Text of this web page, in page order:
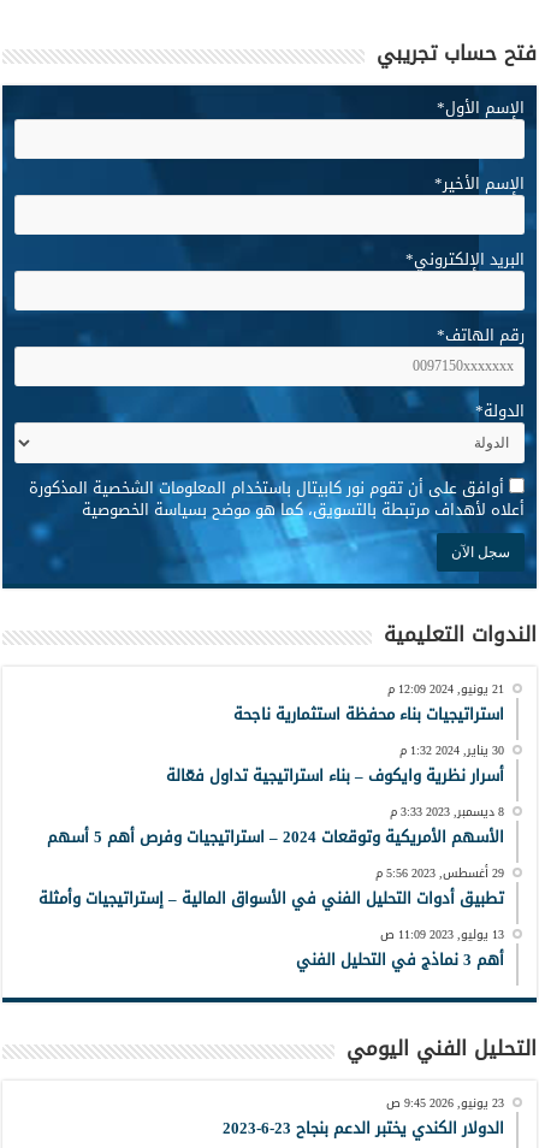
فتح حساب تجريبي
الإسم الأول*
الإسم الأخير*
البريد الإلكتروني*
رقم الهاتف*
الدولة*
* أوافق على أن تقوم نور كابيتال باستخدام المعلومات الشخصية المذكورة
أعلاه لأهداف مرتبطة بالتسويق، كما هو موضح بسياسة الخصوصية
الندوات التعليمية
21 يونيو, 2024 12:09 م
استراتيجيات بناء محفظة استثمارية ناجحة
30 يناير, 2024 1:32 م
أسرار نظرية وايكوف – بناء استراتيجية تداول فعّالة
8 ديسمبر, 2023 3:33 م
الأسهم الأمريكية وتوقعات 2024 – استراتيجيات وفرص أهم 5 أسهم
29 أغسطس, 2023 5:56 م
تطبيق أدوات التحليل الفني في الأسواق المالية – إستراتيجيات وأمثلة
13 يوليو, 2023 11:09 ص
أهم 3 نماذج في التحليل الفني
التحليل الفني اليومي
23 يونيو, 2026 9:45 ص
الدولار الكندي يختبر الدعم بنجاح 23-6-2023